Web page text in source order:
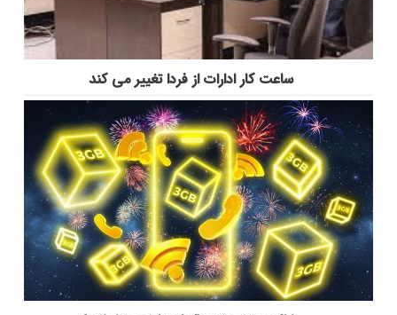
ساعت کار ادارات از فردا تغییر می کند